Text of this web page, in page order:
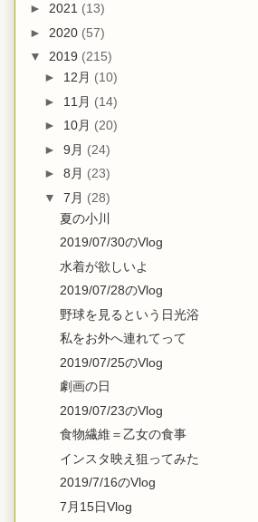
► 2021 (13)
► 2020 (57)
▼ 2019 (215)
► 12月 (10)
► 11月 (14)
► 10月 (20)
►9月 (24)
►8月 (23)
▼7月 (28)
夏の小川
2019/07/30のVlog
水着が欲しいよ
2019/07/28のVlog
野球を見るという日光浴
私をお外へ連れてって
2019/07/25のVlog
劇画の日
2019/07/23のVlog
食物繊維＝乙女の食事
インスタ映え狙ってみた
2019/7/16のVlog
7月15日Vlog